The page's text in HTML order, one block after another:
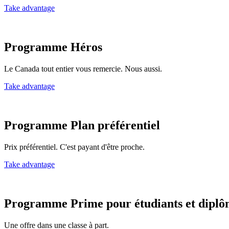
Take advantage
Programme Héros
Le Canada tout entier vous remercie. Nous aussi.
Take advantage
Programme Plan préférentiel
Prix préférentiel. C'est payant d'être proche.
Take advantage
Programme Prime pour étudiants et
Une offre dans une classe à part.